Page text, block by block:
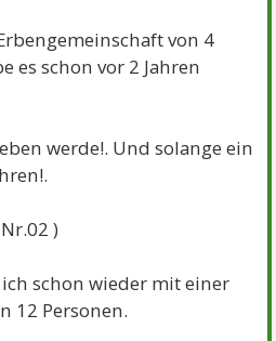
von 4
es schon vor 2 Jahren
werde!. Und solange ein
)
ich schon wieder mit einer
12 Personen.